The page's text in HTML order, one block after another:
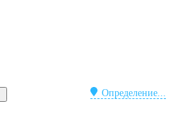
Определение...
Поиск